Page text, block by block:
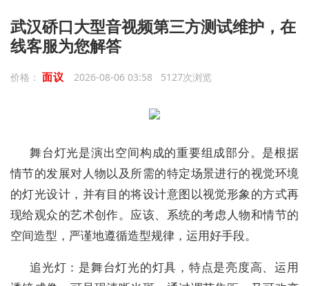
武汉硚口大型音视频第三方测试维护，在
线客服为您解答
价格： 面议 2026-08-06 03:58 5127次浏览
舞台灯光是演出空间构成的重要组成部分。是根据
情节的发展对人物以及所需的特定场景进行的视觉环境
的灯光设计，并有目的将设计意图以视觉形象的方式再
现给观众的艺术创作。应该、系统的考虑人物和情节的
空间造型，严谨地遵循造型规律，运用好手段。
追光灯：是舞台灯光的灯具，特点是亮度高、运用